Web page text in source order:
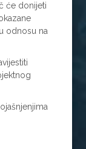
će donijeti
odnosu na